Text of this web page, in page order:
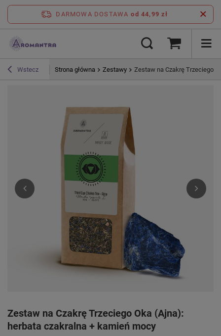
DARMOWA DOSTAWA od 44,99 zł
Wstecz Strona główna Zestawy Zestaw na Czakrę Trzeciego
Zestaw na Czakrę Trzeciego Oka (Ajna):
herbata czakralna + kamień mocy